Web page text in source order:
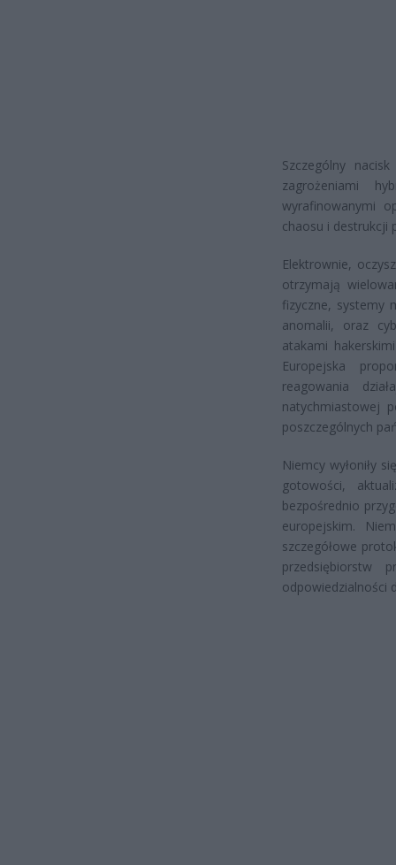
Szczególny
zagrożeniami
wyrafinowanymi
chaosu i destrukcji
Elektrownie,
otrzymają
fizyczne, systemy
anomalii, oraz
atakami
Europejska
reagowania
natychmiastowej
poszczególnych
Niemcy wyłoniły
gotowości,
bezpośrednio
europejskim.
szczegółowe
przedsiębiorstw
odpowiedzialności